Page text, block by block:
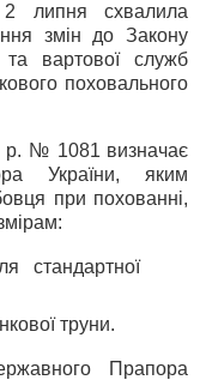
липня схвалила
змін до Закону
та вартової служб
поховального
р. № 1081 визначає
України, яким
при похованні,
стандартної
труни.
Прапора